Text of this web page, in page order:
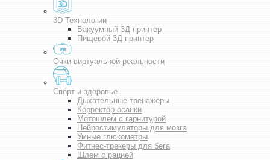
3D Технологии
Вакуумный 3Д принтер
Пищевой 3Д принтер
Очки виртуальной реальности
Спорт и здоровье
Дыхательные тренажеры
Корректор осанки
Мотошлем с гарнитурой
Нейростимуляторы для мозга
Умные глюкометры
Фитнес-трекеры для бега
Шлем с рацией